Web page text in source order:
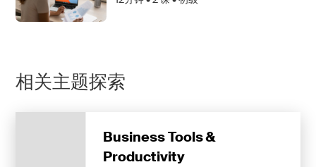
相关主题探索
Business Tools &
Productivity